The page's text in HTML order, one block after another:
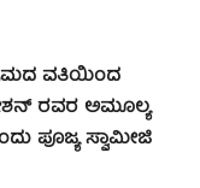
ವತಿಯಿಂದ
ರವರ ಅಮೂಲ್ಯ
ಪೂಜ್ಯ ಸ್ವಾಮೀಜಿ